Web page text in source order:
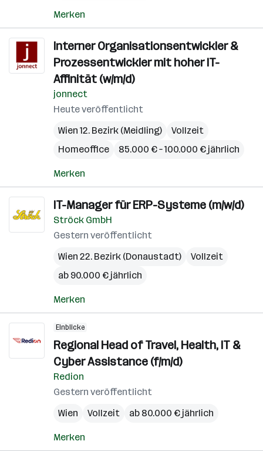
Merken
Interner Organisationsentwickler &
Prozessentwickler mit hoher IT-
Affinität (w/m/d)
jonnect
Heute veröffentlicht
Wien 12. Bezirk (Meidling)
Vollzeit
Homeoffice
85.000 € – 100.000 € jährlich
Merken
IT-Manager für ERP-Systeme (m/w/d)
Ströck GmbH
Gestern veröffentlicht
Wien 22. Bezirk (Donaustadt)
Vollzeit
ab 90.000 € jährlich
Merken
Einblicke
Regional Head of Travel, Health, IT &
Cyber Assistance (f/m/d)
Redion
Gestern veröffentlicht
Wien
Vollzeit ab 80.000 € jährlich
Merken